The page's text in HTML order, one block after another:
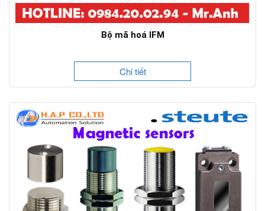
Bộ mã hoá IFM
Chi tiết